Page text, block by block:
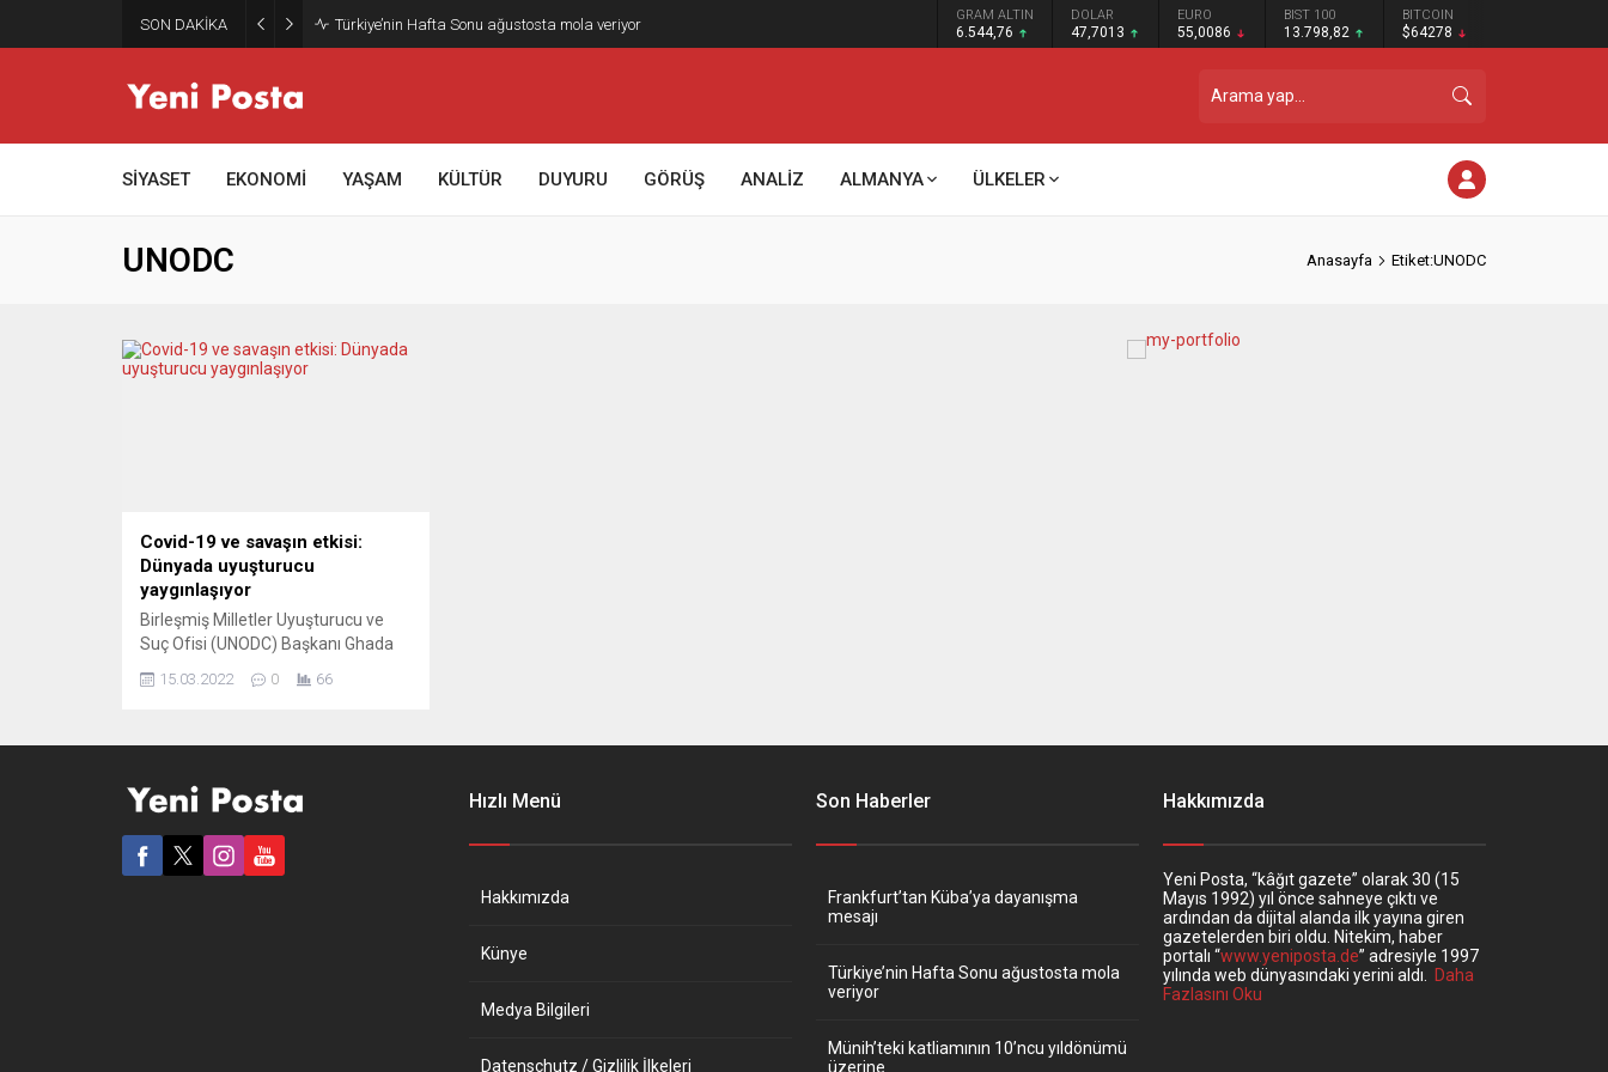
SON DAKİKA Türkiye’nin Hafta Sonu ağustosta mola veriyor GRAM ALTIN
6.544,76
DOLAR
47,7013
EURO
55,0086
BIST 100
13.798,82
BITCOIN
$64278
SİYASET EKONOMİ YAŞAM KÜLTÜR DUYURU GÖRÜŞ ANALİZ ALMANYA ÜLKELER
UNODC Anasayfa Etiket:UNODC
Covid-19 ve savaşın etkisi:
Dünyada uyuşturucu
yaygınlaşıyor
Birleşmiş Milletler Uyuşturucu ve
Suç Ofisi (UNODC) Başkanı Ghada
Fathi Waly, Covid-19 salgını, savaş
ve çatışmaların dünya genelinde
bildirdi. Avusturya’nın başkenti
Viyana’da her yıl düzenlenen ve
dünya genelinde uyuşturucunun
neden olduğu sorunların ele alındığı
15.03.2022 0 66
Hızlı Menü
Hakkımızda
Künye
Medya Bilgileri
Datenschutz / Gizlilik İlkeleri
Son Haberler
Frankfurt’tan Küba’ya dayanışma
mesajı
Türkiye’nin Hafta Sonu ağustosta mola
veriyor
Münih’teki katliamının 10’ncu yıldönümü
üzerine
Hakkımızda
Yeni Posta, “kâğıt gazete” olarak 30 (15
Mayıs 1992) yıl önce sahneye çıktı ve
ardından da dijital alanda ilk yayına giren
gazetelerden biri oldu. Nitekim, haber
portalı “www.yeniposta.de” adresiyle 1997
yılında web dünyasındaki yerini aldı. Daha
Fazlasını Oku